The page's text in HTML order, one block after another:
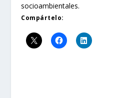
socioambientales.
Compártelo: